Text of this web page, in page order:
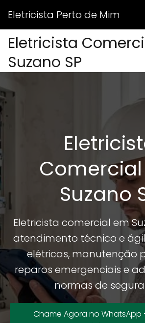
Eletricista Perto de Mim
Eletricista
Suzano SP
Suzano
Eletricista comercial em
atendimento técnico e
elétricas, manutenção
reparos emergenciais e
normas de
Chame Agora no WhatsApp